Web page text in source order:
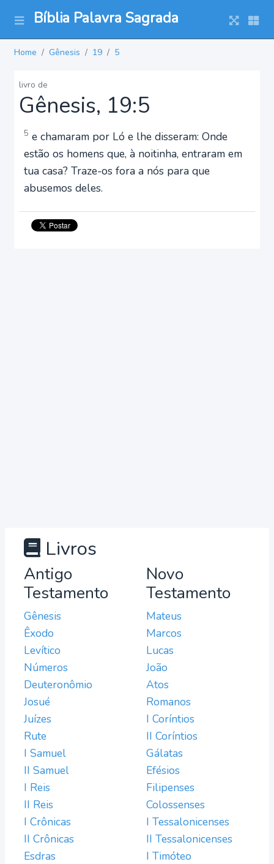
Bíblia Palavra Sagrada
Home Gênesis 19 5
livro de
Gênesis, 19:5
5 e chamaram por Ló e lhe disseram: Onde
estão os homens que, à noitinha, entraram em
tua casa? Traze-os fora a nós para que
abusemos deles.
Livros
Antigo
Testamento
Gênesis
Êxodo
Levítico
Números
Deuteronômio
Josué
Juízes
Rute
I Samuel
II Samuel
I Reis
II Reis
I Crônicas
II Crônicas
Esdras
Novo
Testamento
Mateus
Marcos
Lucas
João
Atos
Romanos
I Coríntios
II Coríntios
Gálatas
Efésios
Filipenses
Colossenses
I Tessalonicenses
II Tessalonicenses
I Timóteo